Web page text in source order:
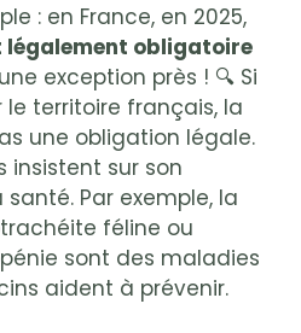
: en France, en 2025,
légalement obligatoire
exception près ! 🔍 Si
territoire français, la
une obligation légale.
insistent sur son
Par exemple, la
féline ou
sont des maladies
aident à prévenir.